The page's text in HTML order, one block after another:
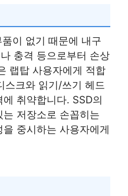
이 없기 때문에 내구
충격 등으로부터 손상
랩탑 사용자에게 적합
스크와 읽기/쓰기 헤드
취약합니다. SSD의
저장소로 손꼽히는
중시하는 사용자에게